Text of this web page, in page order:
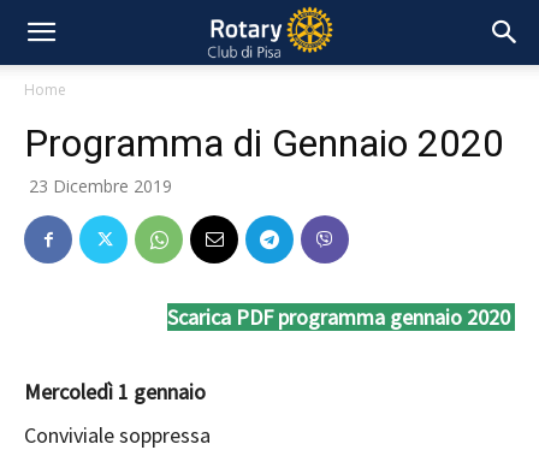
Home
Programma di Gennaio 2020
23 Dicembre 2019
Scarica PDF programma gennaio 2020
Mercoledì 1 gennaio
Conviviale soppressa